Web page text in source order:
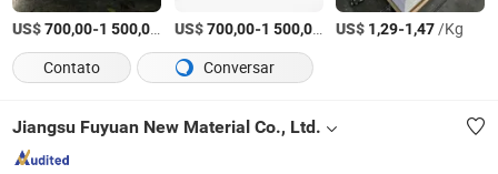
US$700,00-1 500,00 /Tonelada
US$700,00-1 500,00 /Tonelada
US$ 1,29-1,47/Kg
Contato
Conversar
Jiangsu Fuyuan New Material Co., Ltd.